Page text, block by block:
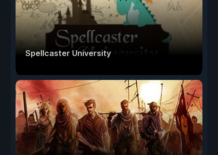
Spellcaster University